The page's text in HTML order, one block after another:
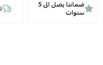
ضماننا يصل الى 5
سنوات